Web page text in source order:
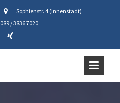
Sophienstr. 4 (Innenstadt)
089 / 3836 7020